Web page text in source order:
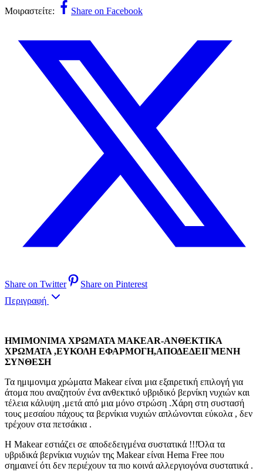
Μοιραστείτε:
Share on Facebook
Share on Twitter
Share on Pinterest
Περιγραφή
ΗΜΙΜΟΝΙΜΑ ΧΡΩΜΑΤΑ MAKEAR-ΑΝΘΕΚΤΙΚΑ
ΧΡΩΜΑΤΑ ,ΕΥΚΟΛΗ ΕΦΑΡΜΟΓΗ,ΑΠΟΔΕΔΕΙΓΜΕΝΗ
ΣΥΝΘΕΣΗ
Τα ημιμονιμα χρώματα Makear είναι μια εξαιρετική επιλογή για
άτομα που αναζητούν ένα ανθεκτικό υβριδικό βερνίκη νυχιών και
τέλεια κάλυψη ,μετά από μια μόνο στρώση .Χάρη στη συστασή
τους μεσαίου πάχους τα βερνίκια νυχιών απλώνονται εύκολα , δεν
τρέχουν στα πετσάκια .
Η Makear εστιάζει σε αποδεδειγμένα συστατικά !!!Όλα τα
υβριδικά βερνίκια νυχιών της Makear είναι Hema Free που
σημαινεί ότι δεν περιέχουν τα πιο κοινά αλλεργιογόνα συστατικά .